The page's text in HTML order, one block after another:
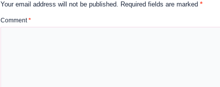
Your email address will not be published. Required fields are marked *
Comment*